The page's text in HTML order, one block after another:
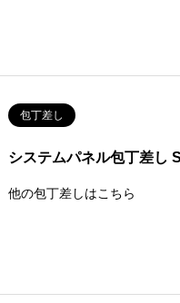
包丁差し
システムパネル包丁差し
他の包丁差しはこちら